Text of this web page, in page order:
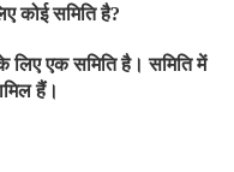
कोई समिति है?
एक समिति है। समिति में
हैं।